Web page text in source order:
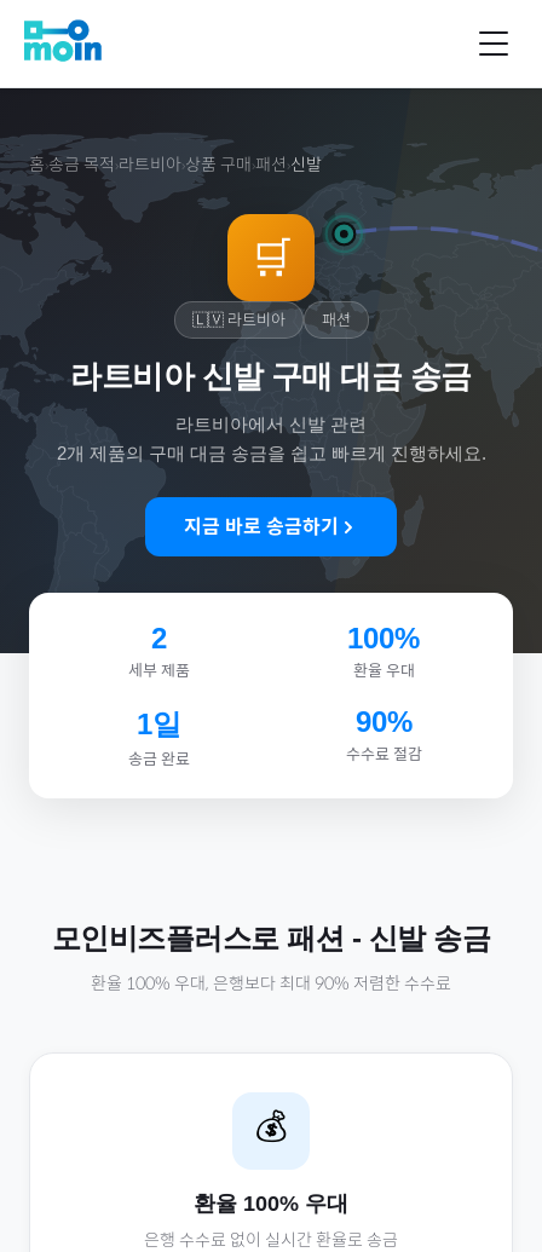
홈›송금 목적 ›라트비아›상품 구매 ›패션 ›신발
🛒
🇱🇻 라트비아 패션
라트비아 신발 구매 대금 송금
라트비아에서 신발 관련
2개 제품의 구매 대금 송금을 쉽고 빠르게 진행하세요.
지금 바로 송금하기
2
세부 제품
100%
환율 우대
1일
송금 완료
90%
수수료 절감
모인비즈플러스로패션 - 신발송금
환율 100% 우대, 은행보다 최대 90% 저렴한 수수료
💰
환율 100% 우대
은행 수수료 없이 실시간 환율로 송금